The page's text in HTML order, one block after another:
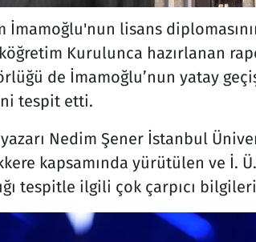
İmamoğlu'nun lisans
Kurulunca hazırlanan
de İmamoğlu’nun yatay
tespit etti.
Nedim Şener İstanbul
kapsamında yürütülen ve İ.
tespitle ilgili çok çarpıcı